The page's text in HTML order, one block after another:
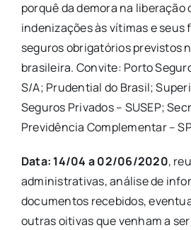
porquê da demora na liberação
indenizações às vítimas e seus
seguros obrigatórios previstos
brasileira. Convite: Porto
S/A; Prudential do Brasil;
Seguros Privados – SUSEP;
Previdência Complementar –
Data: 14/04 a 02/06/2020,
administrativas, análise de
documentos recebidos,
outras oitivas que venham a